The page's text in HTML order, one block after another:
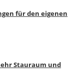
für den eigenen
Stauraum und